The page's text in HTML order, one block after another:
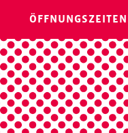
ÖFFNUNGSZEITEN